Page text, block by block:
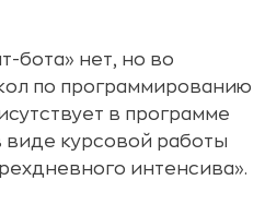
бота» нет, но во
по программированию
в программе
виде курсовой работы
интенсива».